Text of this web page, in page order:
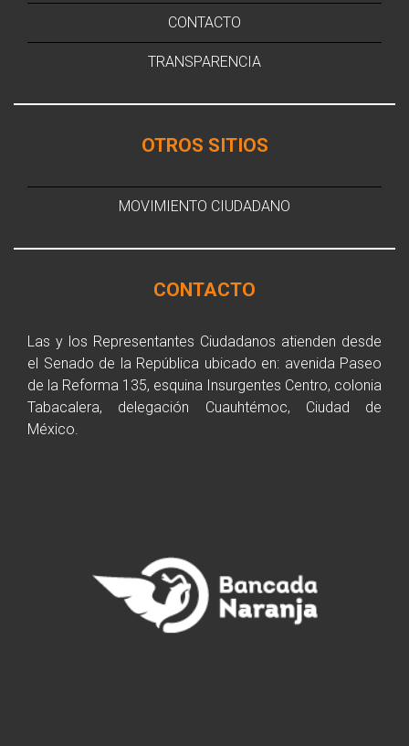
CONTACTO
TRANSPARENCIA
OTROS SITIOS
MOVIMIENTO CIUDADANO
CONTACTO
Las y los Representantes Ciudadanos atienden desde
el Senado de la República ubicado en: avenida Paseo
de la Reforma 135, esquina Insurgentes Centro, colonia
Tabacalera, delegación Cuauhtémoc, Ciudad de
México.